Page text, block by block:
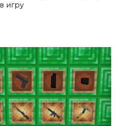
игру